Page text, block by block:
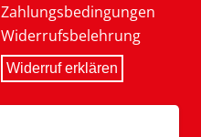
Zahlungsbedingungen
Widerrufsbelehrung
Widerruf erklären